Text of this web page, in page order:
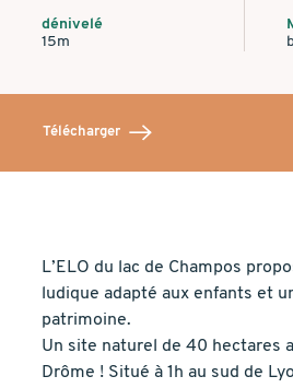
dénivelé
15m
Télécharger
L’ELO du lac de Champos
ludique adapté aux enfants et
patrimoine.
Un site naturel de 40 hectares
Drôme ! Situé à 1h au sud de